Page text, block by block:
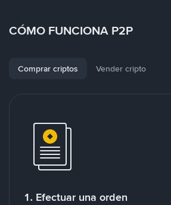
CÓMO FUNCIONA P2P
Comprar criptos Vender cripto
1. Efectuar una orden